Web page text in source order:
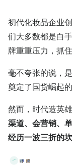
初代化妆品企业
们大多数都是白
牌重重压力，抓
毫不夸张的说，
奠定了国货崛起的
然而，时代造英
渠道、会营销、
经历一波三折的